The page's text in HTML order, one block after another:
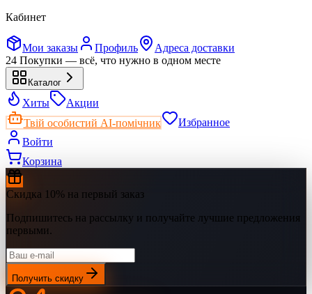
Кабинет
Мои заказы Профиль
Адреса доставки
24 Покупки — всё, что нужно в одном месте
Каталог
Хиты
Акции
Твій особистий AI-помічник
Избранное
Войти
Корзина
Скидка 10% на первый заказ
Подпишитесь на рассылку и получайте лучшие предложения
первыми.
Получить скидку